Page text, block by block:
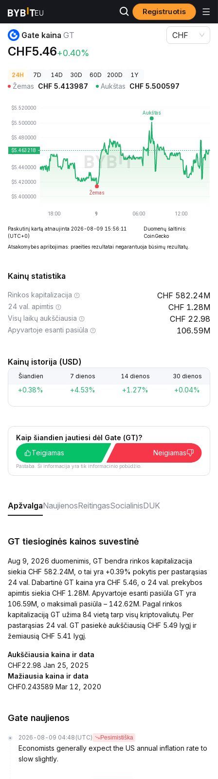
Registruotis
Kriptovaliutų kainos
Gate kaina GT
CHF5.46+0.40%
CHF
24H 7D 14D 30D 60D 200D 1Y
Žemas CHF 5.413987 Aukštas CHF 5.500597
Paskutinį kartą atnaujinta 2026-08-09 15:56:11
(UTC+0)
Duomenų šaltinis:
CoinGecko
Atsakomybės apribojimas: praeities rezultatai negarantuoja būsimų rezultatų.
Kainų statistika
Rinkos kapitalizacija 582.24M
24 val. apimtis 1.28M
Visų laikų aukščiausia 22.98
Apyvartoje esanti pasiūla 106.59M
Kainų istorija (USD)
Šiandien 7 dienos 14 dienos 30 dienos
+0.38% +4.53% +1.27% +0.04%
Kaip šiandien jautiesi dėl Gate (GT)?
Teigiamas
Neigiamas
Pastaba. Ši informacija yra tik informacinio pobūdžio.
ApžvalgaNaujienosReitingasSocialinisDUK
GT tiesioginės kainos suvestinė
Aug 9, 2026 duomenimis, GT bendra rinkos kapitalizacija
siekia CHF 582.24M, o tai yra +0.39% pokytis per pastarąsias
24 val. Dabartinė GT kaina yra CHF 5.46, o 24 val. prekybos
apimtis siekia CHF 1.28M. Apyvartoje esanti pasiūla GT yra
106.59M, o maksimali pasiūla – 142.62M. Pagal rinkos
kapitalizaciją GT užima 84 vietą tarp visų kriptovaliutų. Per
pastarąsias 24 val. GT pasiekė aukščiausią CHF 5.49 lygį ir
žemiausią CHF 5.41 lygį.
Aukščiausia kaina ir data
CHF22.98 Jan 25, 2025
Mažiausia kaina ir data
CHF0.243589 Mar 12, 2020
Gate naujienos
2026-08-09 04:48 (UTC) Pesimistiška
Economists generally expect the US annual inflation rate to
slow slightly.